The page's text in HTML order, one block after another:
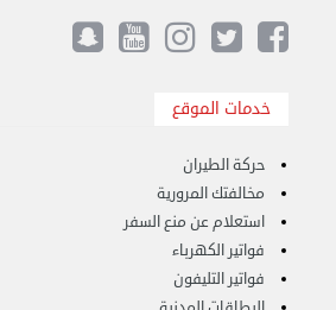
الأحد 17 سبتمبر 2023 01:24 م
خدمات الموقع
حركة الطيران
مخالفتك المرورية
استعلام عن منع السفر
فواتير الكهرباء
فواتير التليفون